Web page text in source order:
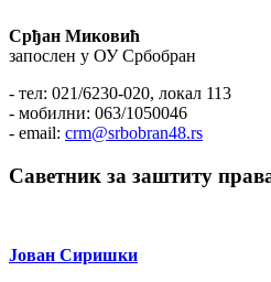
Срђан Миковић
запослен у ОУ Србобран
- тел: 021/6230-020, локал 113
- мобилни: 063/1050046
- email: crm@srbobran48.rs
Саветник за заштиту
Јован Сиришки